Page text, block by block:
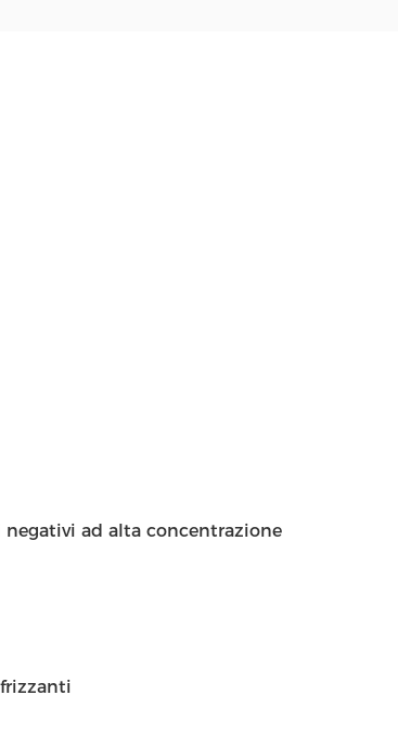
negativi ad alta concentrazione